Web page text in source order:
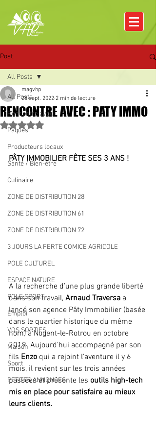
Post
All Posts
Rencontre avec
Pâques
Producteurs locaux
Santé / Bien-être
Culinaire
ZONE DE DISTRIBUTION 28
ZONE DE DISTRIBUTION 61
ZONE DE DISTRIBUTION 72
3 JOURS LA FERTE COMICE AGRICOLE
POLE CULTUREL
ESPACE NATURE
POLE SPORT
Emploi
VOS SORTIES
Maison
Sport
PETITES ANNONCES
All Posts
RENCONTRE AVEC : PATY IMMO
magvhp
28 sept. 2022 2 min de lecture
Noté NaN étoiles sur 5.
PÂTY IMMOBILIER FÊTE SES 3 ANS !
A la recherche d’une plus grande liberté
dans son travail, Arnaud Traversa a
lancé son agence Pâty Immobilier (basée
dans le quartier historique du même
nom) à Nogent-le-Rotrou en octobre
2019. Aujourd’hui accompagné par son
fils Enzo qui a rejoint l’aventure il y 6
mois, il revient sur les trois années
passées et présente les outils high-tech
mis en place pour satisfaire au mieux
leurs clients.